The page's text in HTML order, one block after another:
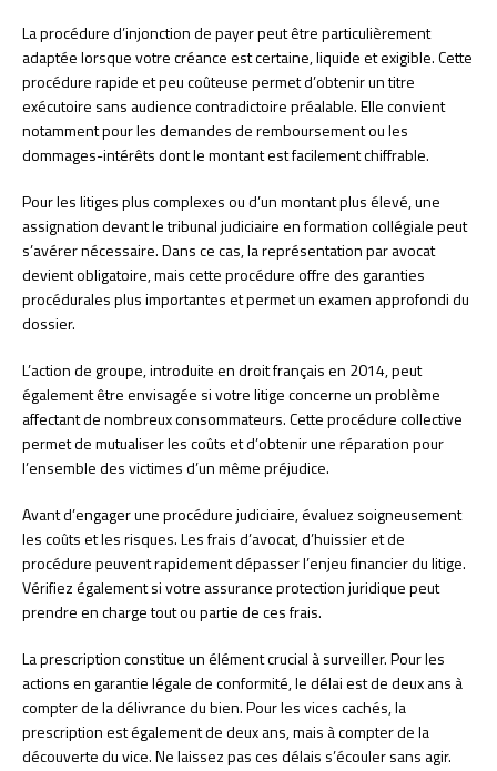
La procédure d’injonction de payer peut être particulièrement
adaptée lorsque votre créance est certaine, liquide et exigible. Cette
procédure rapide et peu coûteuse permet d’obtenir un titre
exécutoire sans audience contradictoire préalable. Elle convient
notamment pour les demandes de remboursement ou les
dommages-intérêts dont le montant est facilement chiffrable.
Pour les litiges plus complexes ou d’un montant plus élevé, une
assignation devant le tribunal judiciaire en formation collégiale peut
s’avérer nécessaire. Dans ce cas, la représentation par avocat
devient obligatoire, mais cette procédure offre des garanties
procédurales plus importantes et permet un examen approfondi du
dossier.
L’action de groupe, introduite en droit français en 2014, peut
également être envisagée si votre litige concerne un problème
affectant de nombreux consommateurs. Cette procédure collective
permet de mutualiser les coûts et d’obtenir une réparation pour
l’ensemble des victimes d’un même préjudice.
Avant d’engager une procédure judiciaire, évaluez soigneusement
les coûts et les risques. Les frais d’avocat, d’huissier et de
procédure peuvent rapidement dépasser l’enjeu financier du litige.
Vérifiez également si votre assurance protection juridique peut
prendre en charge tout ou partie de ces frais.
La prescription constitue un élément crucial à surveiller. Pour les
actions en garantie légale de conformité, le délai est de deux ans à
compter de la délivrance du bien. Pour les vices cachés, la
prescription est également de deux ans, mais à compter de la
découverte du vice. Ne laissez pas ces délais s’écouler sans agir.